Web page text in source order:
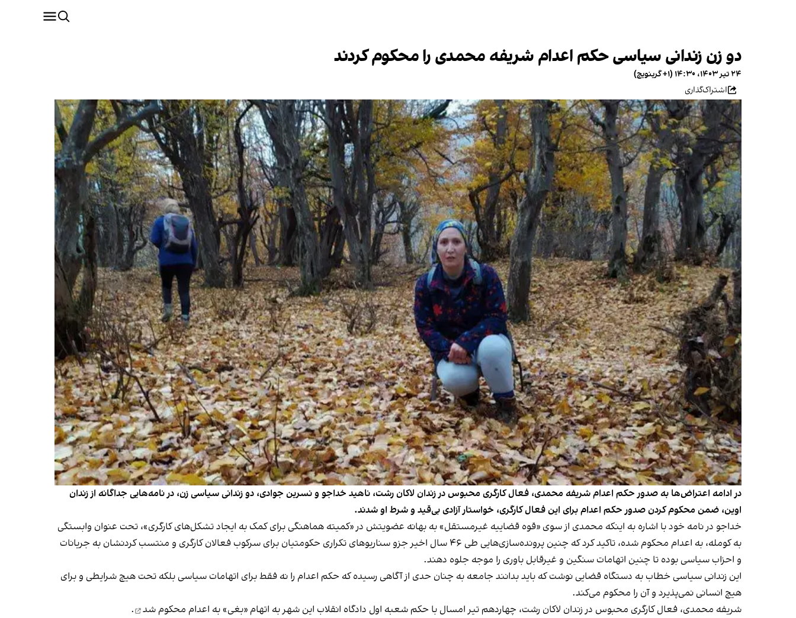
دو زن زندانی سیاسی حکم اعدام شریفه محمدی را محکوم کردند
۲۴ تیر ۱۴۰۳، ۱۴:۳۰ (‎+۱ گرینویچ)
اشتراک‌گذاری
در ادامه اعتراض‌ها به صدور حکم اعدام شریفه محمدی، فعال کارگری محبوس در زندان لاکان رشت، ناهید خداجو و نسرین جوادی، دو زندانی سیاسی زن، در نامه‌هایی جداگانه از زندان
اوین، ضمن محکوم کردن صدور حکم اعدام برای این فعال کارگری، خواستار آزادی بی‌قید و شرط او شدند.
خداجو در نامه خود با اشاره به اینکه محمدی از سوی «قوه قضاییه غیرمستقل» به بهانه عضویتش در «کمیته هماهنگی برای کمک به ایجاد تشکل‌های کارگری»، تحت عنوان وابستگی
به کومله، به اعدام محکوم شده، تاکید کرد که چنین پرونده‌سازی‌هایی طی ۴۶ سال اخیر جزو سناریوهای تکراری حکومتیان برای سرکوب فعالان کارگری و منتسب کردنشان به جریانات
و احزاب سیاسی بوده تا چنین اتهامات سنگین و غیرقابل باوری را موجه جلوه دهند.
این زندانی سیاسی خطاب به دستگاه قضایی نوشت که باید بدانند جامعه به چنان حدی از آگاهی رسیده که حکم اعدام را نه فقط برای اتهامات سیاسی بلکه تحت هیچ شرایطی و برای
هیچ انسانی نمی‌پذیرد و آن را محکوم می‌کند.
شریفه محمدی، فعال کارگری محبوس در زندان لاکان رشت، چهاردهم تیر امسال با حکم شعبه اول دادگاه انقلاب این شهر به اتهام «بغی»به اعدام محکوم شد
.